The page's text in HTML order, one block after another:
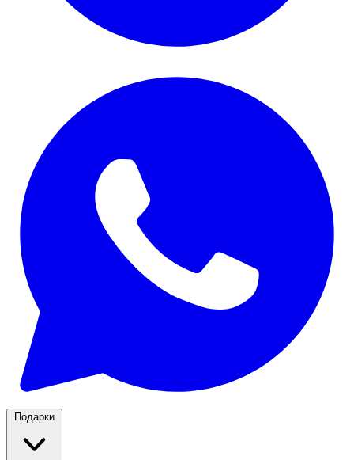
Подарки